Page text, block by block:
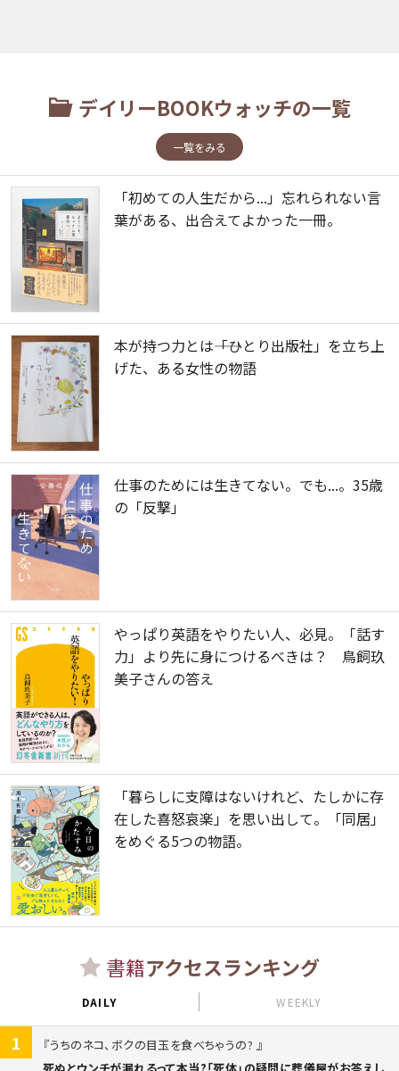
デイリーBOOKウォッチの一覧
一覧をみる
「初めての人生だから...」忘れられない言
葉がある、出合えてよかった一冊。
本が持つ力とは――「ひとり出版社」を立ち上
げた、ある女性の物語
仕事のためには生きてない。でも...。35歳
の「反撃」
やっぱり英語をやりたい人、必見。「話す
力」より先に身につけるべきは？ 鳥飼玖
美子さんの答え
「暮らしに支障はないけれど、たしかに存
在した喜怒哀楽」を思い出して。「同居」
をめぐる5つの物語。
書籍アクセスランキング
DAILY WEEKLY
1
うちのネコ、ボクの目玉を食べちゃうの?